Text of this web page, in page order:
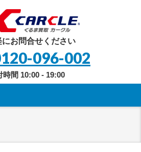
にお問合せください
096-002
時間 10:00 - 19:00